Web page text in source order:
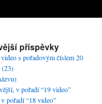
příspěvky
s pořadovým číslem 20
(23)
v pořadí “19 video”
pořadí “18 video”